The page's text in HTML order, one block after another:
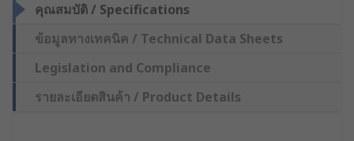
คุณสมบัติ / Specifications
ข้อมูลทางเทคนิค / Technical Data Sheets
Legislation and Compliance
รายละเอียดสินค้า / Product Details